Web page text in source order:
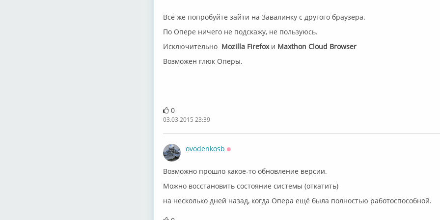
Всё же попробуйте зайти на Завалинку с другого браузера.
По Опере ничего не подскажу, не пользуюсь.
Исключительно Mozilla Firefox и Maxthon Cloud Browser
Возможен глюк Оперы.
0
03.03.2015 23:39
ovodenkosb
Возможно прошло какое-то обновление версии.
Можно восстановить состояние системы (откатить)
на несколько дней назад, когда Опера ещё была полностью работоспособной.